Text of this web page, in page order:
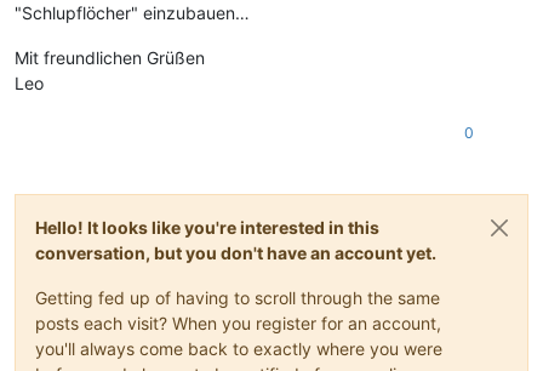
"Schlupflöcher" einzubauen…
Mit freundlichen Grüßen
Leo
0
Hello! It looks like you're interested in this
conversation, but you don't have an account yet.
Getting fed up of having to scroll through the same
posts each visit? When you register for an account,
you'll always come back to exactly where you were